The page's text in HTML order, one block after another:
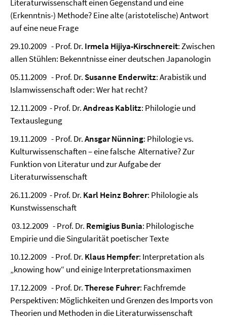
Literaturwissenschaft einen Gegenstand und eine
(Erkenntnis-) Methode? Eine alte (aristotelische) Antwort
auf eine neue Frage
29.10.2009 - Prof. Dr. Irmela Hijiya-Kirschnereit: Zwischen
allen Stühlen: Bekenntnisse einer deutschen Japanologin
05.11.2009 - Prof. Dr. Susanne Enderwitz: Arabistik und
Islamwissenschaft oder: Wer hat recht?
12.11.2009 - Prof. Dr.Andreas Kablitz: Philologie und
Textauslegung
19.11.2009 - Prof. Dr.Ansgar Nünning: Philologie vs.
Kulturwissenschaften – eine falsche Alternative? Zur
Funktion von Literatur und zur Aufgabe der
Literaturwissenschaft
26.11.2009 - Prof. Dr. Karl Heinz Bohrer: Philologie als
Kunstwissenschaft
03.12.2009 - Prof. Dr. Remigius Bunia: Philologische
Empirie und die Singularität poetischer Texte
10.12.2009 - Prof. Dr. Klaus Hempfer: Interpretation als
„knowing how“ und einige Interpretationsmaximen
17.12.2009 - Prof. Dr.Therese Fuhrer: Fachfremde
Perspektiven: Möglichkeiten und Grenzen des Imports von
Theorien und Methoden in die Literaturwissenschaft